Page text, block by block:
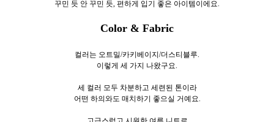
꾸민 듯 안 꾸민 듯, 편하게 입기 좋은 아이템이에요.
Color & Fabric
컬러는 오트밀/카키베이지/더스티블루.
이렇게 세 가지 나왔구요.
세 컬러 모두 차분하고 세련된 톤이라
어떤 하의와도 매치하기 좋으실 거예요.